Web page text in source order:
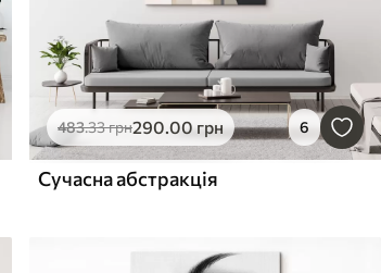
483.33грн290.00 грн 6
Сучасна абстракція